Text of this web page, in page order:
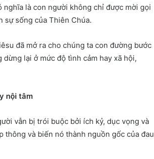
là con người không chỉ được mời gọi
sự sống của Thiên Chúa.
đã mở ra cho chúng ta con đường bước
lại ở mức độ tình cảm hay xã hội,
nội tâm
vẫn bị trói buộc bởi ích kỷ, dục vọng và
và biến nó thành nguồn gốc của đau